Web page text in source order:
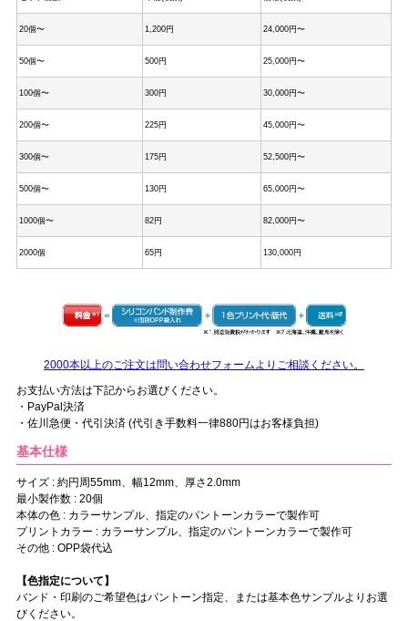
20個〜 1,200円 24,000円〜
50個〜 500円 25,000円〜
100個〜 300円 30,000円〜
200個〜 225円 45,000円〜
300個〜 175円 52,500円〜
500個〜 130円 65,000円〜
1000個〜 82円 82,000円〜
2000個 65円 130,000円
2000本以上のご注文は問い合わせフォームよりご相談ください。
お支払い方法は下記からお選びください。
・PayPal決済
・佐川急便・代引決済 (代引き手数料一律880円はお客様負担)
基本仕様
サイズ : 約円周55mm、幅12mm、厚さ2.0mm
最小製作数 : 20個
本体の色 : カラーサンプル、指定のパントーンカラーで製作可
プリントカラー : カラーサンプル、指定のパントーンカラーで製作可
その他 : OPP袋代込
【色指定について】
バンド・印刷のご希望色はパントーン指定、または基本色サンプルよりお選
びください。